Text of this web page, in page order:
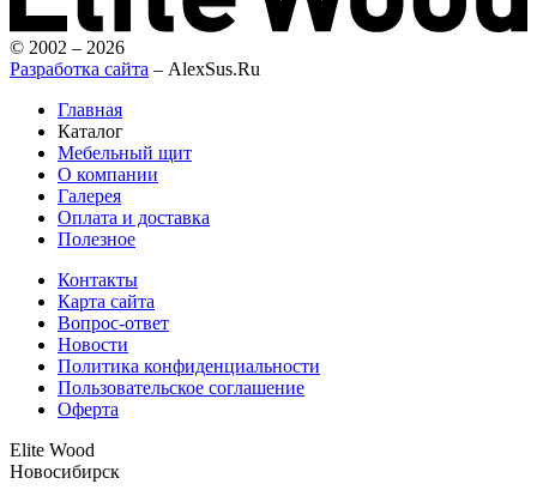
© 2002 – 2026
Разработка сайта – AlexSus.Ru
Главная
Каталог
Мебельный щит
О компании
Галерея
Оплата и доставка
Полезное
Контакты
Карта сайта
Вопрос-ответ
Новости
Политика конфиденциальности
Пользовательское соглашение
Оферта
Elite Wood
Новосибирск